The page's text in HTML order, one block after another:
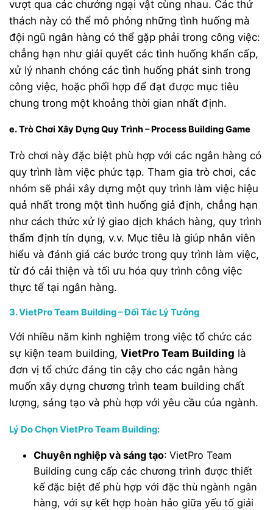
vượt qua các chướng ngại vật cùng nhau. Các thử
thách này có thể mô phỏng những tình huống mà
đội ngũ ngân hàng có thể gặp phải trong công việc:
chẳng hạn như giải quyết các tình huống khẩn cấp,
xử lý nhanh chóng các tình huống phát sinh trong
công việc, hoặc phối hợp để đạt được mục tiêu
chung trong một khoảng thời gian nhất định.
e. Trò Chơi Xây Dựng Quy Trình – Process Building Game
Trò chơi này đặc biệt phù hợp với các ngân hàng có
quy trình làm việc phức tạp. Tham gia trò chơi, các
nhóm sẽ phải xây dựng một quy trình làm việc hiệu
quả nhất trong một tình huống giả định, chẳng hạn
như cách thức xử lý giao dịch khách hàng, quy trình
thẩm định tín dụng, v.v. Mục tiêu là giúp nhân viên
hiểu và đánh giá các bước trong quy trình làm việc,
từ đó cải thiện và tối ưu hóa quy trình công việc
thực tế tại ngân hàng.
3. VietPro Team Building – Đối Tác Lý Tưởng
Với nhiều năm kinh nghiệm trong việc tổ chức các
sự kiện team building,VietPro Team Building là
đơn vị tổ chức đáng tin cậy cho các ngân hàng
muốn xây dựng chương trình team building chất
lượng, sáng tạo và phù hợp với yêu cầu của ngành.
Lý Do Chọn VietPro Team Building:
Chuyên nghiệp và sáng tạo: VietPro Team
Building cung cấp các chương trình được thiết
kế đặc biệt để phù hợp với đặc thù ngành ngân
hàng, với sự kết hợp hoàn hảo giữa yếu tố giải